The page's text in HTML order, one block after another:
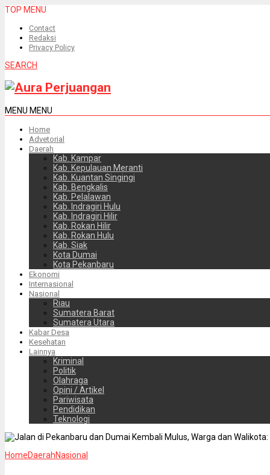
TOP MENU
Contact
Redaksi
Privacy Policy
SEARCH
MENU MENU
Home
Advetorial
Daerah
Kab. Kampar
Kab. Kepulauan Meranti
Kab. Kuantan Singingi
Kab. Bengkalis
Kab. Pelalawan
Kab. Indragiri Hulu
Kab. Indragiri Hilir
Kab. Rokan Hilir
Kab. Rokan Hulu
Kab. Siak
Kota Dumai
Kota Pekanbaru
Ekonomi
Internasional
Nasional
Riau
Sumatera Barat
Sumatera Utara
Kabar Desa
Kesehatan
Lainnya
Kriminal
Politik
Olahraga
Opini / Artikel
Pariwisata
Pendidikan
Teknologi
HomeDaerahNasional